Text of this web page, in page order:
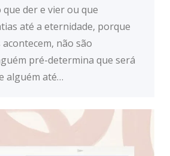
der e vier ou que
até a eternidade, porque
não são
pré-determina que será
alguém até…